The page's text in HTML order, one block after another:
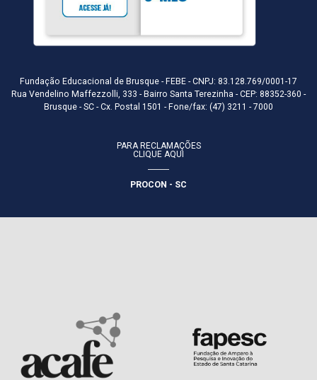
Fundação Educacional de Brusque - FEBE - CNPJ: 83.128.769/0001-17
Rua Vendelino Maffezzolli, 333 - Bairro Santa Terezinha - CEP: 88352-360 -
Brusque - SC - Cx. Postal 1501 - Fone/fax: (47) 3211 - 7000
PARA RECLAMAÇÕES
CLIQUE AQUI
PROCON - SC